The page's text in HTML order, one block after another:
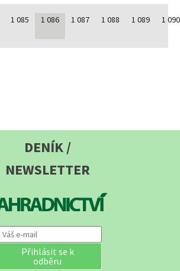
1 085 1 086 1 087 1 088 1 089 1 090
DENÍK /
NEWSLETTER
Přihlásit se k
odběru